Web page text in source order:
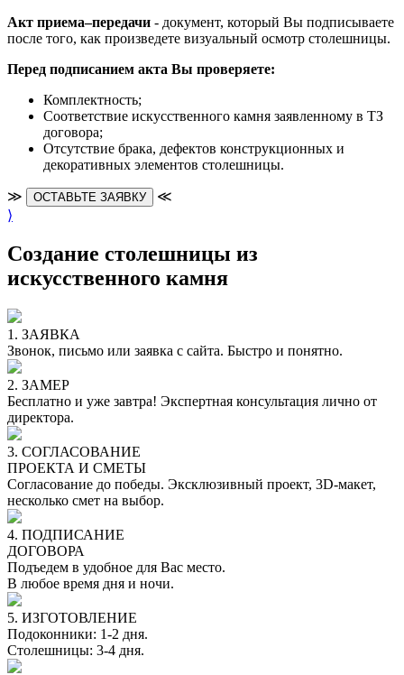
Акт приема–передачи - документ, который Вы подписываете
после того, как произведете визуальный осмотр столешницы.
Перед подписанием акта Вы проверяете:
Комплектность;
Cоответствие искусственного камня заявленному в ТЗ
договора;
Отсутствие брака, дефектов конструкционных и
декоративных элементов столешницы.
≫ ОСТАВЬТЕ ЗАЯВКУ
≪
⟩
Создание столешницы из
искусственного камня
1. ЗАЯВКА
Звонок, письмо или заявка с сайта. Быстро и понятно.
2. ЗАМЕР
Бесплатно и уже завтра! Экспертная консультация лично от
директора.
3. СОГЛАСОВАНИЕ
ПРОЕКТА И СМЕТЫ
Согласование до победы. Эксклюзивный проект, 3D-макет,
несколько смет на выбор.
4. ПОДПИСАНИЕ
ДОГОВОРА
Подъедем в удобное для Вас место.
В любое время дня и ночи.
5. ИЗГОТОВЛЕНИЕ
Подоконники: 1-2 дня.
Столешницы: 3-4 дня.